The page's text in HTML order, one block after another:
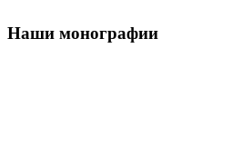
Наши монографии